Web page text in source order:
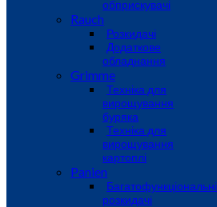
обприскувачі
Rauch
Розкидачі
Додаткове
обладнання
Grimme
Техніка для
вирощування
буряка
Техніка для
вирощування
картоплі
Panien
Багатофункціональні
розкидачі